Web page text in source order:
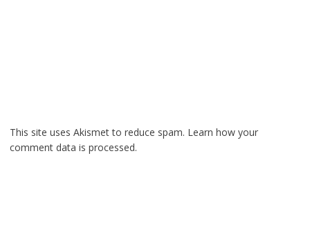
This site uses Akismet to reduce spam. Learn how your
comment data is processed.